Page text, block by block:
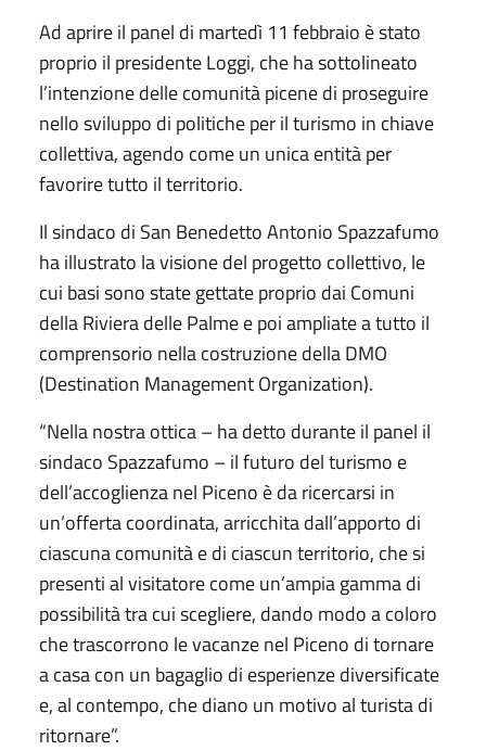
Ad aprire il panel di martedì 11 febbraio è stato
proprio il presidente Loggi, che ha sottolineato
l’intenzione delle comunità picene di proseguire
nello sviluppo di politiche per il turismo in chiave
collettiva, agendo come un unica entità per
favorire tutto il territorio.
Il sindaco di San Benedetto Antonio Spazzafumo
ha illustrato la visione del progetto collettivo, le
cui basi sono state gettate proprio dai Comuni
della Riviera delle Palme e poi ampliate a tutto il
comprensorio nella costruzione della DMO
(Destination Management Organization).
“Nella nostra ottica – ha detto durante il panel il
sindaco Spazzafumo – il futuro del turismo e
dell’accoglienza nel Piceno è da ricercarsi in
un’offerta coordinata, arricchita dall’apporto di
ciascuna comunità e di ciascun territorio, che si
presenti al visitatore come un’ampia gamma di
possibilità tra cui scegliere, dando modo a coloro
che trascorrono le vacanze nel Piceno di tornare
a casa con un bagaglio di esperienze diversificate
e, al contempo, che diano un motivo al turista di
ritornare”.